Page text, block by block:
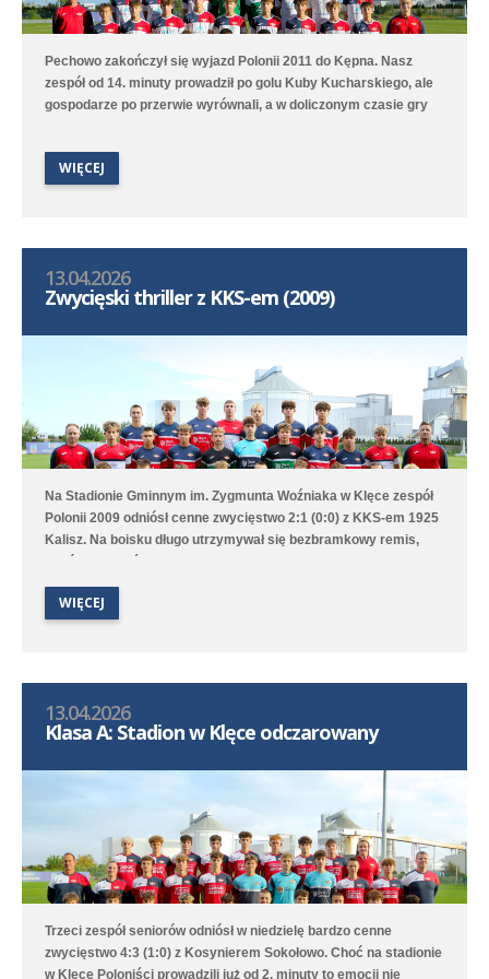
Pechowo zakończył się wyjazd Polonii 2011 do Kępna. Nasz
zespół od 14. minuty prowadził po golu Kuby Kucharskiego, ale
gospodarze po przerwie wyrównali, a w doliczonym czasie gry
Trans II Stare Oborzyska. Hat trickiem w tym meczu popisał się
Jan Marciniak.
WIĘCEJ
13.04.2026
Zwycięski thriller z KKS-em (2009)
Na Stadionie Gminnym im. Zygmunta Woźniaka w Klęce zespół
Polonii 2009 odniósł cenne zwycięstwo 2:1 (0:0) z KKS-em 1925
Kalisz. Na boisku długo utrzymywał się bezbramkowy remis,
choć to Poloniści byli stroną dominującą. W 68. minucie
taktyczny przed polem karnym i przewaga Polonii jeszcze
wzrosła aż w 76. minucie gola na 1:0 strzelił Marcel Kliszkowiak.
średzka drużyna zdobyła gola na wagę trzech punktów, a po
dobrym dośrodkowaniu Franciszka Błaszyka wynik ustalił
WIĘCEJ
13.04.2026
Klasa A: Stadion w Klęce odczarowany
Trzeci zespół seniorów odniósł w niedzielę bardzo cenne
zwycięstwo 4:3 (1:0) z Kosynierem Sokołowo. Choć na stadionie
w Klęce Poloniści prowadzili już od 2. minuty to emocji nie